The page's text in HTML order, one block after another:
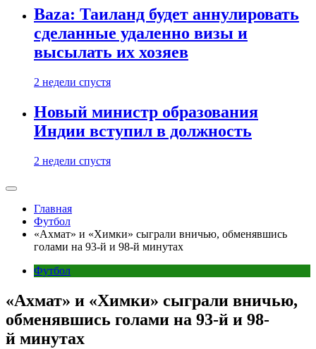
Baza: Таиланд будет аннулировать
сделанные удаленно визы и
высылать их хозяев
2 недели спустя
Новый министр образования
Индии вступил в должность
2 недели спустя
Главная
Футбол
«Ахмат» и «Химки» сыграли вничью, обменявшись
голами на 93-й и 98-й минутах
Футбол
«Ахмат» и «Химки» сыграли вничью,
обменявшись голами на 93-й и 98-
й минутах